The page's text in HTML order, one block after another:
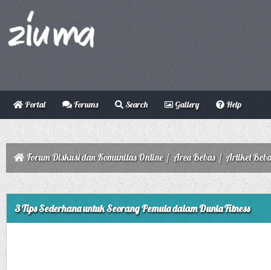
Portal Forums Search Gallery Help
Forum Diskusi dan Komunitas Online/ Area Bebas/ Artikel
3 Tips Sederhana untuk Seorang Pemula dalam Dunia Fitness